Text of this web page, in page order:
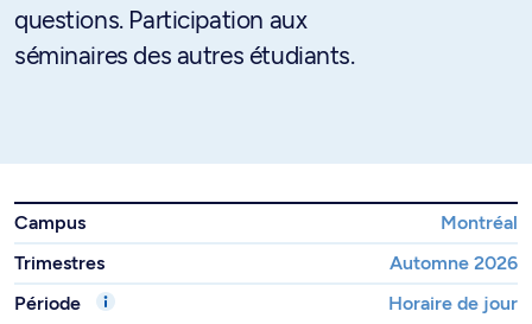
questions. Participation aux
séminaires des autres étudiants.
Campus
Montréal
Trimestres
Automne 2026
Période
Horaire de jour